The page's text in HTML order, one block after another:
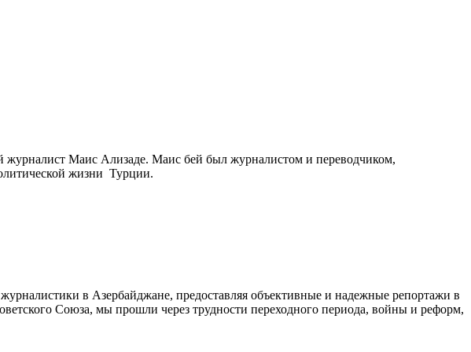
журналист Маис Ализаде. Маис бей был журналистом и переводчиком,
жизни Турции.
в Азербайджане, предоставляя объективные и надежные репортажи в
Союза, мы прошли через трудности переходного периода, войны и реформ,